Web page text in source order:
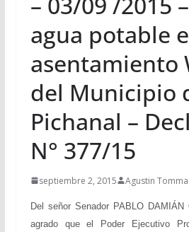
agua potable
asentamiento
del Municipio
Pichanal –
N° 377/15
septiembre 2, 2015 Agustin
Del señor Senador PABLO DAMIÁN
agrado que el Poder Ejecutivo